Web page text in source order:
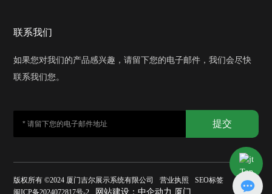
联系我们
如果您对我们的产品感兴趣，请留下您的电子邮件，我们会尽快
联系我们您。
提交
版权所有 ©2024 厦门吉尔展示系统有限公司 营业执照
SEO标签
闽ICP备2024072817号-2
网站建设：中企动力 厦门
Top